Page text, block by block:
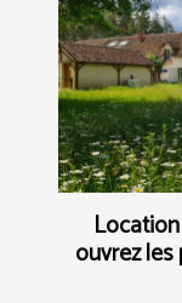
ouvrez les